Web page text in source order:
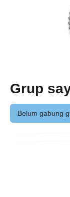
Grup
Belum gabung